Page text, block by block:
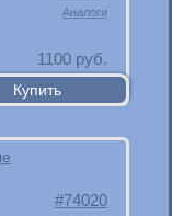
Аналоги
1100руб.
74020